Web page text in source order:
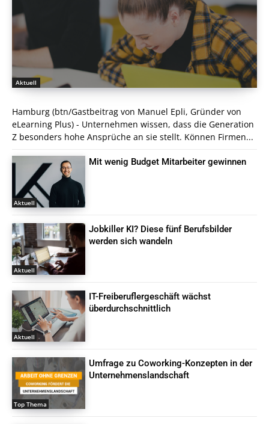
Aktuell
Hamburg (btn/Gastbeitrag von Manuel Epli, Gründer von
eLearning Plus) - Unternehmen wissen, dass die Generation
Z besonders hohe Ansprüche an sie stellt. Können Firmen...
Aktuell
Mit wenig Budget Mitarbeiter gewinnen
Aktuell
Jobkiller KI? Diese fünf Berufsbilder
werden sich wandeln
Aktuell
IT-Freiberuflergeschäft wächst
überdurchschnittlich
Top Thema
Umfrage zu Coworking-Konzepten in der
Unternehmenslandschaft